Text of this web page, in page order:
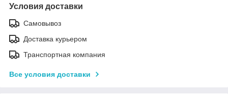
Условия доставки
Самовывоз
Доставка курьером
Транспортная компания
Все условия доставки